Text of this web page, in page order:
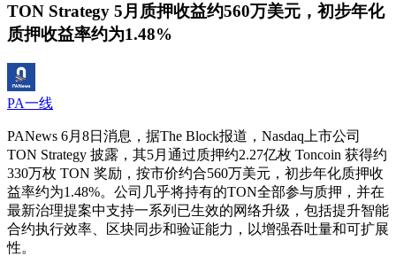
TON Strategy 5月质押收益约560万美元，初步年化
质押收益率约为1.48%
PA一线
PANews 6月8日消息，据The Block报道，Nasdaq上市公司
TON Strategy 披露，其5月通过质押约2.27亿枚 Toncoin 获得约
330万枚 TON 奖励，按市价约合560万美元，初步年化质押收
益率约为1.48%。公司几乎将持有的TON全部参与质押，并在
最新治理提案中支持一系列已生效的网络升级，包括提升智能
合约执行效率、区块同步和验证能力，以增强吞吐量和可扩展
性。